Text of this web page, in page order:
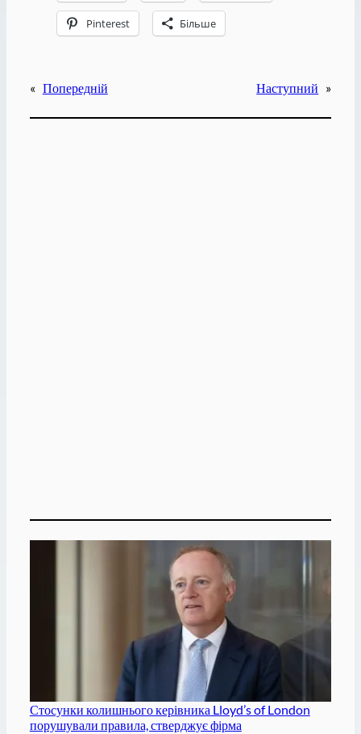
Pinterest Більше
« Попередній Наступний »
Стосунки колишнього керівника Lloyd’s of London
порушували правила, стверджує фірма